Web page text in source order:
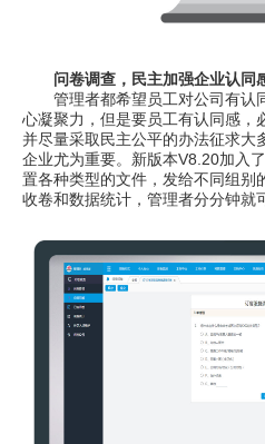
问卷调查，民主加强企业认同
管理者都希望员工对公司有认
心凝聚力，但是要员工有认同感，
并尽量采取民主公平的办法征求大
企业尤为重要。新版本V8.20加入
置各种类型的文件，发给不同组别
收卷和数据统计，管理者分分钟就